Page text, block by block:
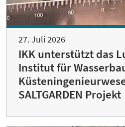
27. Juli 2026
IKK unterstützt das
Institut für
SALTGARDEN Projekt